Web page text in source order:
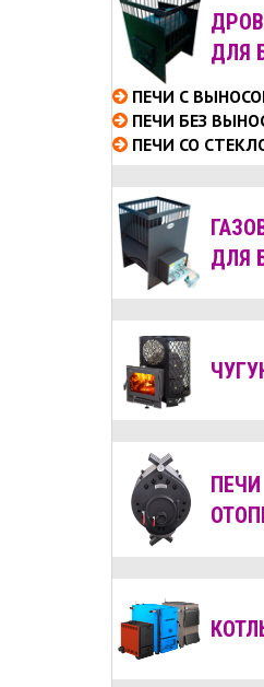
ДЛЯ
ПЕЧИ С
ПЕЧИ БЕЗ
ПЕЧИ СО
ДЛЯ
ПЕЧИ